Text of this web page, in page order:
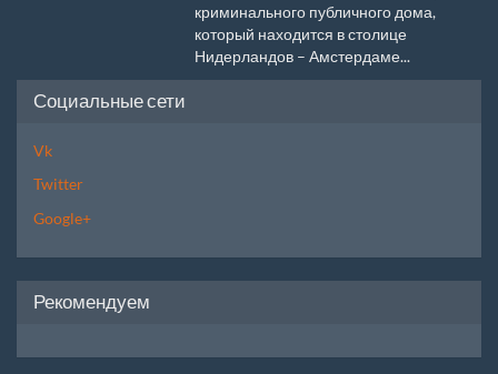
криминального публичного дома,
который находится в столице
Нидерландов – Амстердаме...
Социальные сети
Vk
Twitter
Google+
Рекомендуем